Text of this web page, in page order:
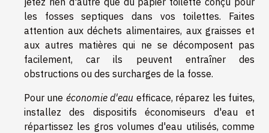
les fosses septiques dans vos toilettes. Faites
attention aux déchets alimentaires, aux graisses et
aux autres matières qui ne se décomposent pas
facilement, car ils peuvent entraîner des
obstructions ou des surcharges de la fosse.
Pour une économie d'eau efficace, réparez les fuites,
installez des dispositifs économiseurs d'eau et
répartissez les gros volumes d'eau utilisés, comme